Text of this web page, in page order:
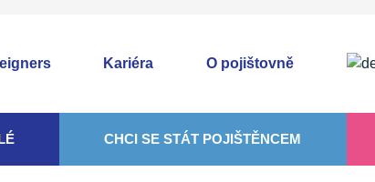
Kariéra O pojištovně
CHCI SE STÁT POJIŠTĚNCEM